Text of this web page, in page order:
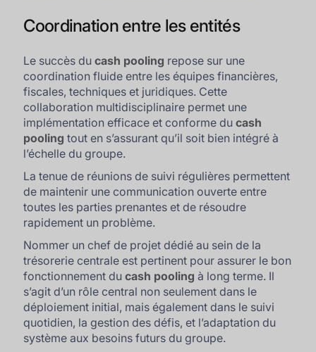
Coordination entre les entités
Le succès ducash pooling repose sur une
coordination fluide entre les équipes financières,
fiscales, techniques et juridiques. Cette
collaboration multidisciplinaire permet une
implémentation efficace et conforme ducash
pooling tout en s’assurant qu’il soit bien intégré à
l’échelle du groupe.
La tenue de réunions de suivi régulières permettent
de maintenir une communication ouverte entre
toutes les parties prenantes et de résoudre
rapidement un problème.
Nommer un chef de projet dédié au sein de la
trésorerie centrale est pertinent pour assurer le bon
fonctionnement ducash pooling à long terme. Il
s’agit d’un rôle central non seulement dans le
déploiement initial, mais également dans le suivi
quotidien, la gestion des défis, et l’adaptation du
système aux besoins futurs du groupe.